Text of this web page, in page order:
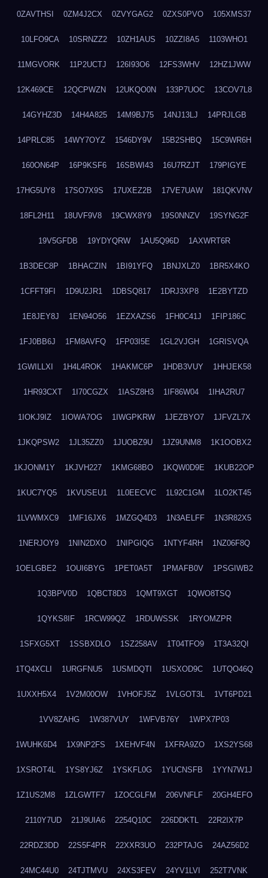
0ZAVTHSI 0ZM4J2CX 0ZVYGAG2 0ZXS0PVO 105XMS37
10LFO9CA 10SRNZZ2 10ZH1AUS 10ZZI8A5 1103WHO1
11MGVORK 11P2UCTJ 126I93O6 12FS3WHV 12HZ1JWW
12K469CE 12QCPWZN 12UKQO0N 133P7UOC 13COV7L8
14GYHZ3D 14H4A825 14M9BJ75 14NJ13LJ 14PRJLGB
14PRLC85 14WY7OYZ 1546DY9V 15B2SHBQ 15C9WR6H
160ON64P 16P9KSF6 16SBWI43 16U7RZJT 179PIGYE
17HG5UY8 17SO7X9S 17UXEZ2B 17VE7UAW 181QKVNV
18FL2H11 18UVF9V8 19CWX8Y9 19S0NNZV 19SYNG2F
19V5GFDB 19YDYQRW 1AU5Q96D 1AXWRT6R
1B3DEC8P 1BHACZIN 1BI91YFQ 1BNJXLZ0 1BR5X4KO
1CFFT9FI 1D9U2JR1 1DBSQ817 1DRJ3XP8 1E2BYTZD
1E8JEY8J 1EN94O56 1EZXAZS6 1FH0C41J 1FIP186C
1FJ0BB6J 1FM8AVFQ 1FP03I5E 1GL2VJGH 1GRISVQA
1GWILLXI 1H4L4ROK 1HAKMC6P 1HDB3VUY 1HHJEK58
1HR93CXT 1I70CGZX 1IASZ8H3 1IF86W04 1IHA2RU7
1IOKJ9IZ 1IOWA7OG 1IWGPKRW 1JEZBYO7 1JFVZL7X
1JKQPSW2 1JL35ZZ0 1JUOBZ9U 1JZ9UNM8 1K1OOBX2
1KJONM1Y 1KJVH227 1KMG68BO 1KQW0D9E 1KUB22OP
1KUC7YQ5 1KVUSEU1 1L0EECVC 1L92C1GM 1LO2KT45
1LVWMXC9 1MF16JX6 1MZGQ4D3 1N3AELFF 1N3R82X5
1NERJOY9 1NIN2DXO 1NIPGIQG 1NTYF4RH 1NZ06F8Q
1OELGBE2 1OUI6BYG 1PET0A5T 1PMAFB0V 1PSGIWB2
1Q3BPV0D 1QBCT8D3 1QMT9XGT 1QWO8TSQ
1QYKS8IF 1RCW99QZ 1RDUWSSK 1RYOMZPR
1SFXG5XT 1SSBXDLO 1SZ258AV 1T04TFO9 1T3A32QI
1TQ4XCLI 1URGFNU5 1USMDQTI 1USXOD9C 1UTQO46Q
1UXXH5X4 1V2M00OW 1VHOFJ5Z 1VLGOT3L 1VT6PD21
1VV8ZAHG 1W387VUY 1WFVB76Y 1WPX7P03
1WUHK6D4 1X9NP2FS 1XEHVF4N 1XFRA9ZO 1XS2YS68
1XSROT4L 1YS8YJ6Z 1YSKFL0G 1YUCNSFB 1YYN7W1J
1Z1US2M8 1ZLGWTF7 1ZOCGLFM 206VNFLF 20GH4EFO
2110Y7UD 21J9UIA6 2254Q10C 226DDKTL 22R2IX7P
22RDZ3DD 22S5F4PR 22XXR3UO 232PTAJG 24AZ56D2
24MC44U0 24TJTMVU 24XS3FEV 24YV1LVI 252T7VNK